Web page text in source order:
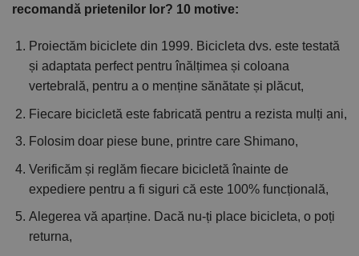
recomandă prietenilor lor? 10 motive:
Proiectăm biciclete din 1999. Bicicleta dvs. este testată
și adaptata perfect pentru înălțimea și coloana
vertebrală, pentru a o menține sănătate și plăcut,
Fiecare bicicletă este fabricată pentru a rezista mulți ani,
Folosim doar piese bune, printre care Shimano,
Verificăm și reglăm fiecare bicicletă înainte de
expediere pentru a fi siguri că este 100% funcțională,
Alegerea vă aparține. Dacă nu-ți place bicicleta, o poți
returna,